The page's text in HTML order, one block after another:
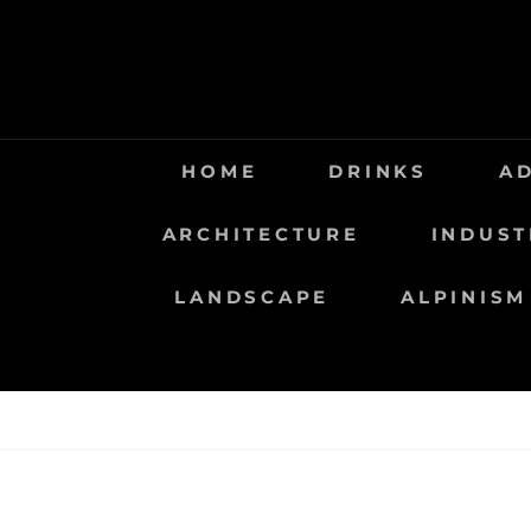
HOME DRINKS
ARCHITECTURE
LANDSCAPE